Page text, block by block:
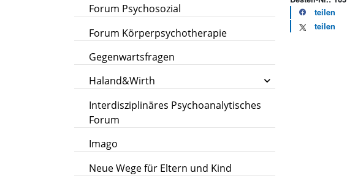
Forum Psychosozial
Forum Körperpsychotherapie
Gegenwartsfragen
Haland&Wirth
Interdisziplinäres Psychoanalytisches
Forum
Imago
Neue Wege für Eltern und Kind
teilen
teilen